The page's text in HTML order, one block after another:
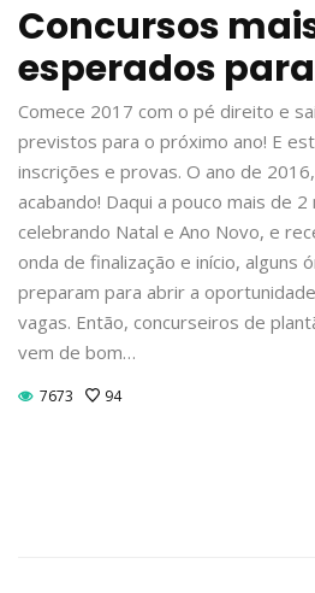
Concursos
esperados para
Comece 2017 com o pé direito e
previstos para o próximo ano! E
inscrições e provas. O ano de
acabando! Daqui a pouco mais de
celebrando Natal e Ano Novo, e
onda de finalização e início, alguns
preparam para abrir a
vagas. Então, concurseiros de
vem de bom…
7673 94